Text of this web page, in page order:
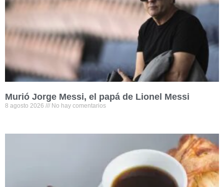
Murió Jorge Messi, el papá de Lionel Messi
8 agosto 2026 No hay comentarios